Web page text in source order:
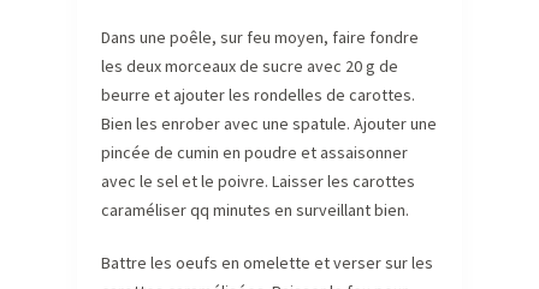
Dans une poêle, sur feu moyen, faire fondre
les deux morceaux de sucre avec 20 g de
beurre et ajouter les rondelles de carottes.
Bien les enrober avec une spatule. Ajouter une
pincée de cumin en poudre et assaisonner
avec le sel et le poivre. Laisser les carottes
caraméliser qq minutes en surveillant bien.
Battre les oeufs en omelette et verser sur les